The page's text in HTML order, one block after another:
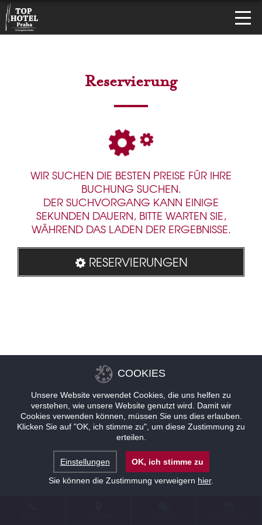
Reservierung
WIR SUCHEN DIE BESTEN PREISE FÜR IHRE
BUCHUNG SUCHEN.
DER SUCHVORGANG KANN EINIGE
SEKUNDEN DAUERN, BITTE WARTEN SIE,
WÄHREND DAS LADEN DER ERGEBNISSE.
RESERVIERUNGEN
COOKIES
Unsere Website verwendet Cookies, die uns helfen zu
verstehen, wie unsere Website genutzt wird. Damit wir
Cookies verwenden können, müssen Sie uns dies erlauben.
Klicken Sie auf "OK, ich stimme zu", um diese Zustimmung zu
erteilen.
Einstellungen
OK, ich stimme zu
Sie können die Zustimmung verweigern hier.